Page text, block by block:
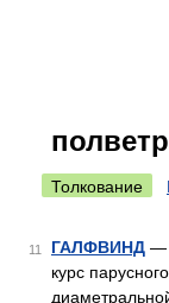
Толкование
11 ГАЛФВИНД —
курс